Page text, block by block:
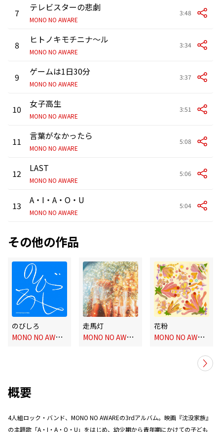
7 テレビスターの悲劇
MONO NO AWARE
3:48
8 ヒトノキモチニナ～ル
MONO NO AWARE
3:34
9 ゲームは1日30分
MONO NO AWARE
3:37
10 女子高生
MONO NO AWARE
3:51
11 言葉がなかったら
MONO NO AWARE
5:08
12 LAST
MONO NO AWARE
5:06
13 A・I・A・O・U
MONO NO AWARE
5:04
その他の作品
のびしろ
M
ONO NO AWARE
走馬灯
M
ONO NO AWARE
花粉
M
ONO NO AWARE
概要
4人組ロック・バンド、MONO NO AWAREの3rdアルバム。映画『沈没家族』
の主題歌「A・I・A・O・U」をはじめ、幼少期から青年期にかけての子ども